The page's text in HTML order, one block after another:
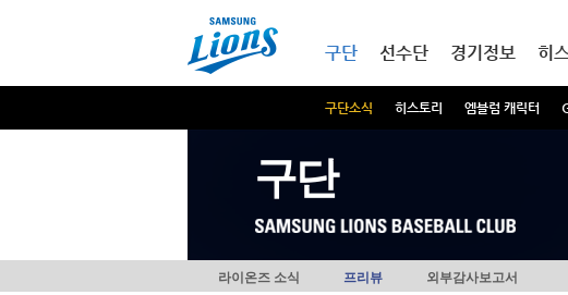
구단
구단소식 히스토리 엠블럼 캐릭터
선수단 경기정보 히
구단
라이온즈 소식 프리뷰 외부감사보고서